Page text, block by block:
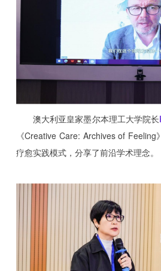
澳大利亚皇家墨尔本理工大学院长
《Creative Care: Archives of
疗愈实践模式，分享了前沿学术理念。